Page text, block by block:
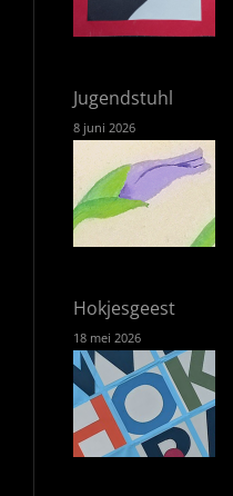
Jugendstuhl
8 juni 2026
Hokjesgeest
18 mei 2026